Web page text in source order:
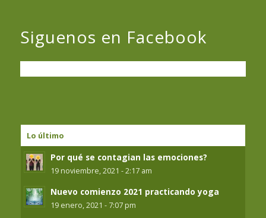
Siguenos en Facebook
Lo último
Por qué se contagian las emociones?
19 noviembre, 2021 - 2:17 am
Nuevo comienzo 2021 practicando yoga
19 enero, 2021 - 7:07 pm